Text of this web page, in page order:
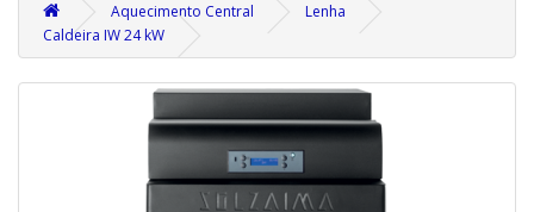
Aquecimento Central
Lenha
Caldeira IW 24 kW